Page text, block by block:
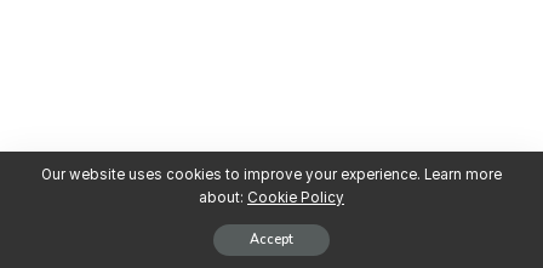
Our website uses cookies to improve your experience. Learn more
about: Cookie Policy
Accept